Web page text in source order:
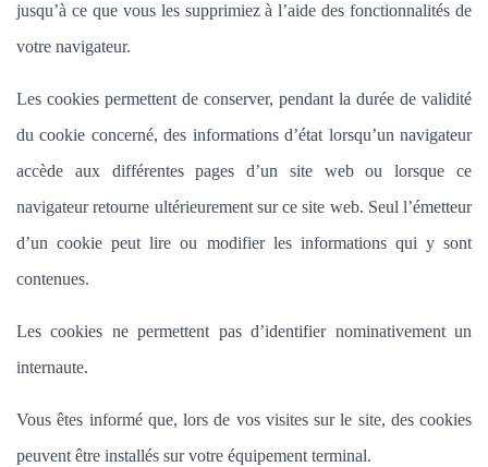
jusqu’à ce que vous les supprimiez à l’aide des fonctionnalités de
votre navigateur.
Les cookies permettent de conserver, pendant la durée de validité
du cookie concerné, des informations d’état lorsqu’un navigateur
accède aux différentes pages d’un site web ou lorsque ce
navigateur retourne ultérieurement sur ce site web. Seul l’émetteur
d’un cookie peut lire ou modifier les informations qui y sont
contenues.
Les cookies ne permettent pas d’identifier nominativement un
internaute.
Vous êtes informé que, lors de vos visites sur le site, des cookies
peuvent être installés sur votre équipement terminal.